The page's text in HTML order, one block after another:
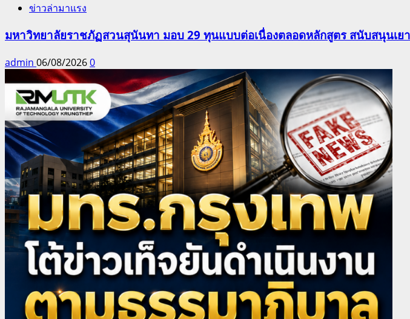
ข่าวล่ามาแรง
มหาวิทยาลัยราชภัฏสวนสุนันทา มอบ 29 ทุนแบบต่อเนื่องตลอดหลักสูตร สนับสนุนเย
admin 06/08/20260